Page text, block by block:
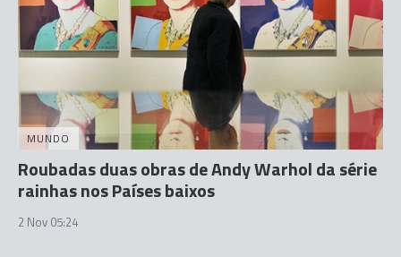
MUNDO
Roubadas duas obras de Andy Warhol da série
rainhas nos Países baixos
2 Nov 05:24